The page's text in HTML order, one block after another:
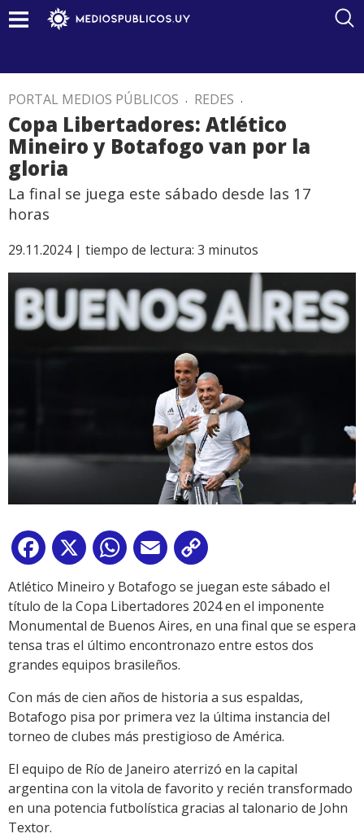
PORTAL MEDIOS PÚBLICOS . REDES .
Copa Libertadores: Atlético
Mineiro y Botafogo van por la
gloria
La final se juega este sábado desde las 17
horas
29.11.2024 | tiempo de lectura: 3 minutos
Facebook
X WhatsApp
Email
Link
Atlético Mineiro y Botafogo se juegan este sábado el
título de la Copa Libertadores 2024 en el imponente
Monumental de Buenos Aires, en una final que se espera
tensa tras el último encontronazo entre estos dos
grandes equipos brasileños.
Con más de cien años de historia a sus espaldas,
Botafogo pisa por primera vez la última instancia del
torneo de clubes más prestigioso de América.
El equipo de Río de Janeiro aterrizó en la capital
argentina con la vitola de favorito y recién transformado
en una potencia futbolística gracias al talonario de John
Textor.